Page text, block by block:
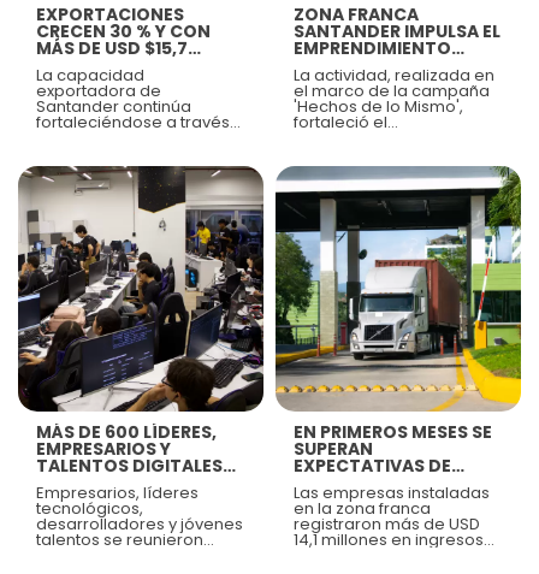
EXPORTACIONES
CRECEN 30 % Y CON
MÁS DE USD $15,7
MILLONES,
ZFSANTANDER
REAFIRMA SU
LIDERAZGO EN
COMERCIO EXTERIOR
La capacidad
exportadora de
Santander continúa
fortaleciéndose a través
Santander, donde
registraron exportaciones
superiores a USD 15,7
millones FOB durante el
primer semestre de 2026,
consolidando una
dinámica de crecimiento
que fortalece la
competitividad regional,
diversifica mercados y
amplía la presencia de
Santander en escenarios
internacionales.
ZONA FRANCA
SANTANDER IMPULSA EL
EMPRENDIMIENTO
COMO ESTRATEGIA
PARA FORTALECER EL
TEJIDO EMPRESARIAL
REGIONAL
La actividad, realizada en
el marco de la campaña
'Hechos de lo Mismo',
fortaleció el
visibilizó el talento de
hombres y mujeres que,
desde diferentes
generaciones, aportan al
desarrollo económico de
Santander.
Ver más
MÁS DE 600 LÍDERES,
EMPRESARIOS Y
TALENTOS DIGITALES
EN EL MAYOR
ENCUENTRO DE
INNOVACIÓN
TECNOLÓGICA DE LA
REGIÓN
Empresarios, líderes
tecnológicos,
desarrolladores y jóvenes
talentos se reunieron
Ver más
EN PRIMEROS MESES SE
SUPERAN
EXPECTATIVAS DE
EXPORTACIONES DESDE
ZONA FRANCA
SANTANDER
Las empresas instaladas
en la zona franca
registraron más de USD
14,1 millones en ingresos
provenientes del exterior y